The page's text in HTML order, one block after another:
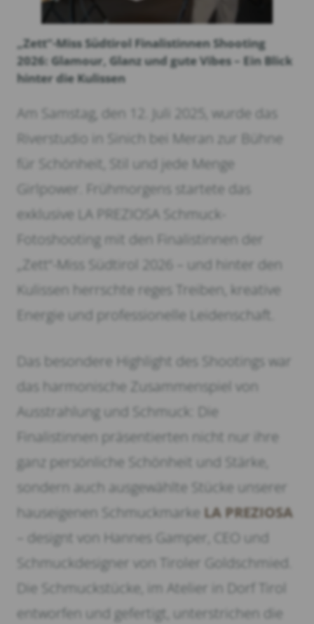
„Zett“-Miss Südtirol Finalistinnen Shooting
2026: Glamour, Glanz und gute Vibes – Ein Blick
hinter die Kulissen
Am Samstag, den 12. Juli 2025, wurde das
Riverstudio in Sinich bei Meran zur Bühne
für Schönheit, Stil und jede Menge
Girlpower. Frühmorgens startete das
exklusive LA PREZIOSA Schmuck-
Fotoshooting mit den Finalistinnen der
„Zett“-Miss Südtirol 2026 – und hinter den
Kulissen herrschte reges Treiben, kreative
Energie und professionelle Leidenschaft.
Das besondere Highlight des Shootings war
das harmonische Zusammenspiel von
Ausstrahlung und Schmuck: Die
Finalistinnen präsentierten nicht nur ihre
ganz persönliche Schönheit und Stärke,
sondern auch ausgewählte Stücke unserer
hauseigenen Schmuckmarke LA PREZIOSA
– designt von Hannes Gamper, CEO und
Schmuckdesigner von Tiroler Goldschmied.
Die Schmuckstücke, im Atelier in Dorf Tirol
entworfen und gefertigt, unterstrichen die